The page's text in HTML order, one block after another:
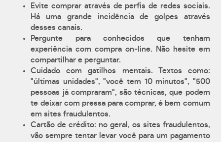
Evite comprar através de perfis de redes sociais.
Há uma grande incidência de golpes através
desses canais.
Pergunte para conhecidos que tenham
experiência com compra on-line. Não hesite em
compartilhar e perguntar.
Cuidado com gatilhos mentais. Textos como:
"últimas unidades", "você tem 10 minutos", "500
pessoas já compraram", são técnicas, que podem
te deixar com pressa para comprar, é bem comum
em sites fraudulentos.
Cartão de crédito: no geral, os sites fraudulentos,
vão sempre tentar levar você para um pagamento